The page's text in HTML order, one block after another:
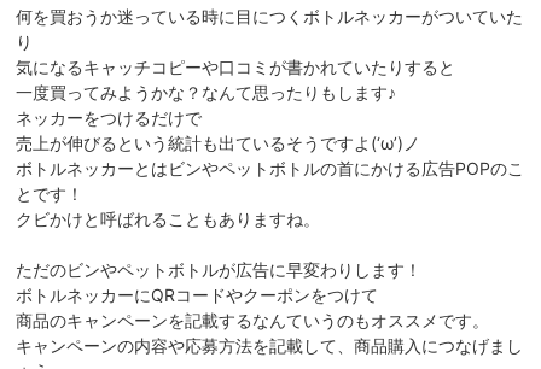
何を買おうか迷っている時に目につくボトルネッカーがついていた
り
気になるキャッチコピーや口コミが書かれていたりすると
一度買ってみようかな？なんて思ったりもします♪
ネッカーをつけるだけで
売上が伸びるという統計も出ているそうですよ(‘ω’)ノ
ボトルネッカーとはビンやペットボトルの首にかける広告POPのこ
とです！
クビかけと呼ばれることもありますね。
ただのビンやペットボトルが広告に早変わりします！
ボトルネッカーにQRコードやクーポンをつけて
商品のキャンペーンを記載するなんていうのもオススメです。
キャンペーンの内容や応募方法を記載して、商品購入につなげまし